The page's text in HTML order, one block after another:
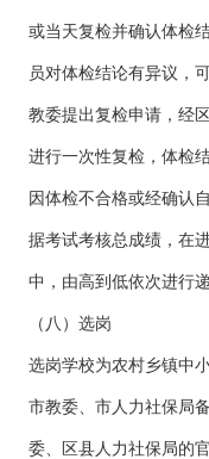
或当天复检并确认体检
员对体检结论有异议，
教委提出复检申请，经
进行一次性复检，体检
因体检不合格或经确认
据考试考核总成绩，在
中，由高到低依次进行递
（八）选岗
选岗学校为农村乡镇中
市教委、市人力社保局
委、区县人力社保局的